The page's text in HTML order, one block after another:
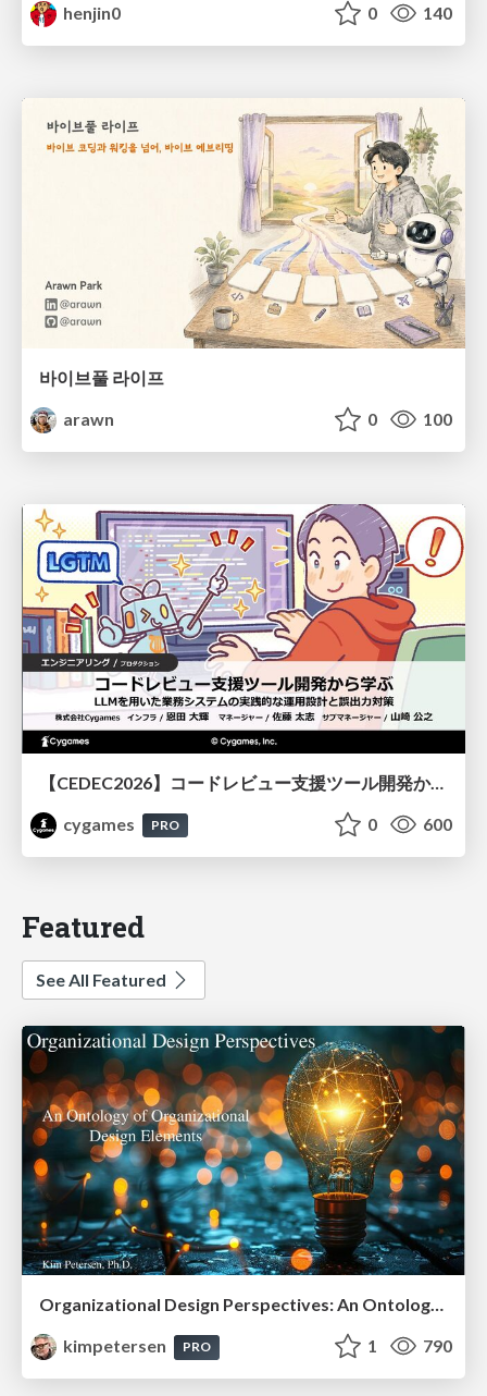
henjin0
0 140
바이브풀 라이프
arawn
0 100
【CEDEC2026】コードレビュー支援ツール開発から学ぶ：LLMを用いた業務システムの実践的な運用設計と誤出力対策
cygames
PRO 0 600
Featured
See All Featured
Organizational Design Perspectives: An Ontology of Organizational Design Elements
kimpetersen
PRO 1 790